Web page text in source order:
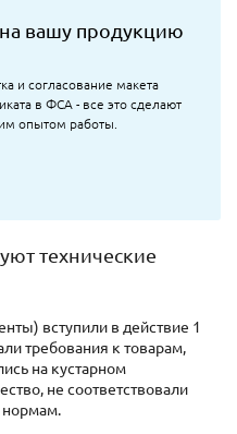
вашу продукцию
и согласование макета
в ФСА - все это сделают
опытом работы.
технические
вступили в действие 1
требования к товарам,
на кустарном
не соответствовали
нормам.